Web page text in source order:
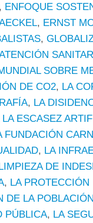
, ENFOQUE
, ERNST
,
SOBRE
DE CO2, LA
, LA
LA ESCASEZ
FUNDACIÓN
, LA
DE
, LA
DE LA
PÚBLICA, LA